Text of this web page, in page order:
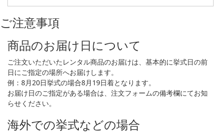
ご注意事項
商品のお届け日について
ご注文いただいたレンタル商品のお届けは、基本的に挙式日の前
日にご指定の場所へお届けします。
例：8月20日挙式の場合8月19日着となります。
お届け日のご指定がある場合は、注文フォームの備考欄にてお知
らせください。
海外での挙式などの場合